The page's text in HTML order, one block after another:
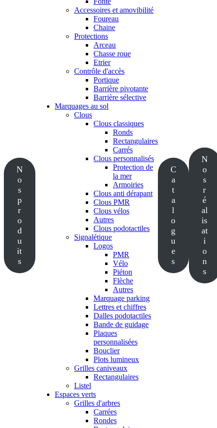
N
o
s
p
r
o
d
u
it
s
Accessoires et amovibilité
Foureau
Chaine
Protections
Arceau
Chasse roue
Etrier
Contrôle d'accès
Portique
Barrière pivotante
Barrière sélective
Marquages au sol
Clous
Clous classiques
Ronds
Rectangulaires
Carrés
Clous personnalisés
Protection de
la mer
Armoiries
Clous anti dérapant
Clous PMR
Clous vélos
Autres
Clous podotactiles
Signalétique
Logos
PMR
Vélo
Piéton
Flèche
Autres
Marquage parking
Lettres et chiffres
Dalles podotactiles
Bande de guidage
Plaques
personnalisées
Bouclier
Plots lumineux
Grilles caniveaux
Rectangulaires
Listel
Espaces verts
Grilles d'arbres
Carrées
Rondes
C
a
t
a
l
o
g
u
e
s
N
o
s
r
é
al
is
at
i
o
n
s